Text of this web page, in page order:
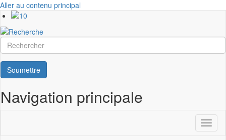
Aller au contenu principal
Rechercher
Soumettre
Navigation principale